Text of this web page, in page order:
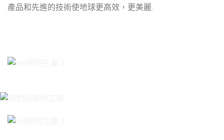
產品和先進的技術使地球更高效，更美麗.